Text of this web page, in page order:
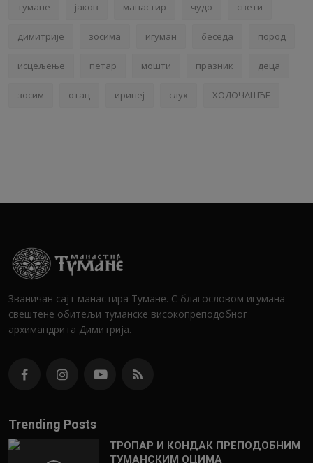
тумане јаков манастир чудо свети
димитрије зосима игуман беседа пород
исцељење петар мошти празник деца
зосим отац иринеј слух ХОДОЧАШЋЕ
Званичан сајт манастира Тумане. С благословом игумана
свештене обитељи туманске високопреподобног
архимандрита Димитрија.
Trending Posts
ТРОПАР И КОНДАК ПРЕПОДОБНИМ
ТУМАНСКИМ ОЦИМА